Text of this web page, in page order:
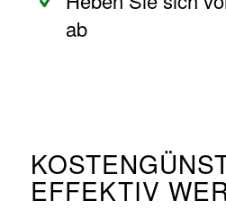
ab
EFFEKTIV